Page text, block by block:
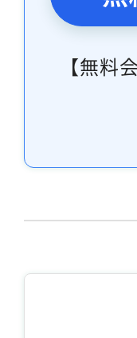
【無料